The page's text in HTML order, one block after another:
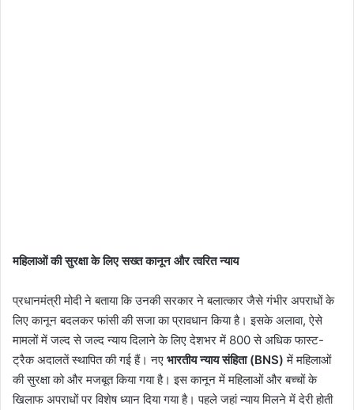
महिलाओं की सुरक्षा के लिए सख्त कानून और त्वरित न्याय
प्रधानमंत्री मोदी ने बताया कि उनकी सरकार ने बलात्कार जैसे गंभीर अपराधों के
लिए कानून बदलकर फांसी की सजा का प्रावधान किया है। इसके अलावा, ऐसे
मामलों में जल्द से जल्द न्याय दिलाने के लिए देशभर में 800 से अधिक फास्ट-
ट्रैक अदालतें स्थापित की गई हैं। नए भारतीय न्याय संहिता (BNS) में महिलाओं
की सुरक्षा को और मजबूत किया गया है। इस कानून में महिलाओं और बच्चों के
खिलाफ अपराधों पर विशेष ध्यान दिया गया है। पहले जहां न्याय मिलने में देरी होती